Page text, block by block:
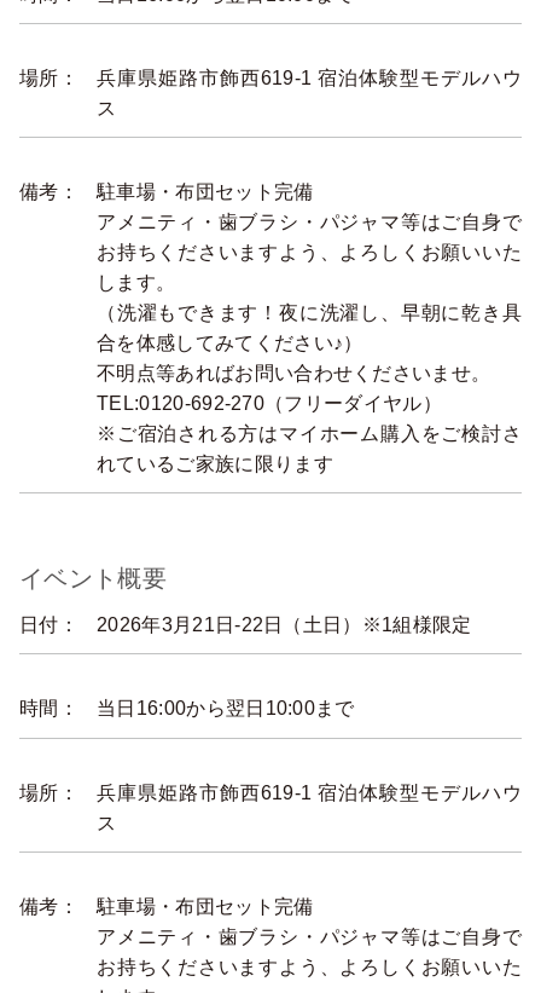
場所：
兵庫県姫路市飾西619-1 宿泊体験型モデルハウ
ス
備考：
駐車場・布団セット完備
アメニティ・歯ブラシ・パジャマ等はご自身で
お持ちくださいますよう、よろしくお願いいた
します。
（洗濯もできます！夜に洗濯し、早朝に乾き具
合を体感してみてください♪）
不明点等あればお問い合わせくださいませ。
TEL:0120-692-270（フリーダイヤル）
※ご宿泊される方はマイホーム購入をご検討さ
れているご家族に限ります
イベント概要
日付： 2026年3月21日-22日（土日）※1組様限定
時間： 当日16:00から翌日10:00まで
場所：
兵庫県姫路市飾西619-1 宿泊体験型モデルハウ
ス
備考：
駐車場・布団セット完備
アメニティ・歯ブラシ・パジャマ等はご自身で
お持ちくださいますよう、よろしくお願いいた